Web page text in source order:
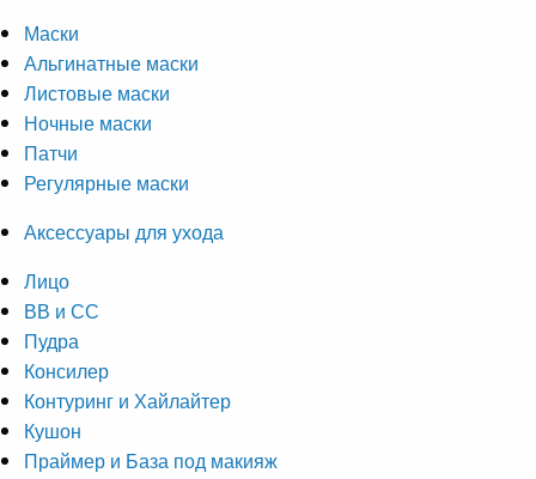
Маски
Альгинатные маски
Листовые маски
Ночные маски
Патчи
Регулярные маски
Аксессуары для ухода
Лицо
ВВ и СС
Пудра
Консилер
Контуринг и Хайлайтер
Кушон
Праймер и База под макияж